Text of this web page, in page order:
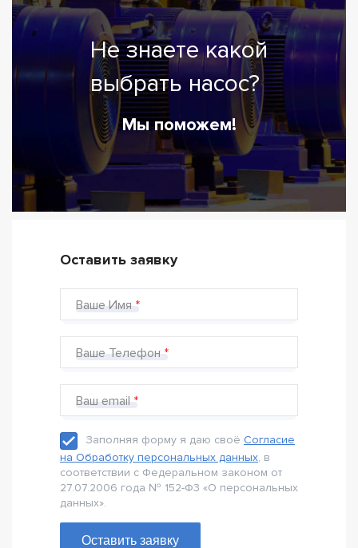
Не знаете какой
выбрать насос?
Мы поможем!
Оставить заявку
Ваше Имя
Ваше Телефон
Ваш email
Заполняя форму я даю своё Согласие
на Обработку персональных данных, в
соответствии с Федеральном законом от
27.07.2006 года № 152-Ф3 «О персональных
данных».
Оставить заявку